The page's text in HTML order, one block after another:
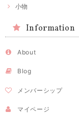
小物
Information
About
Blog
メンバーシップ
マイページ